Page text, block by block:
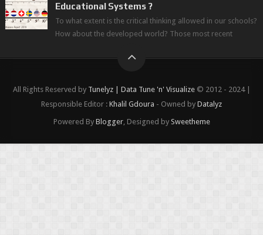
Educational Systems ?
To what extent is the critical thinking allowed in our schools?
How about the developed world? Those most recent
All Rights Reserved by Tunelyz | Data Tune 'n' Visualize© 2012 - 2024 |
Responsible Editor : Khalil Gdoura - Owned by Datalyz
Powered By Blogger, Designed by Sweetheme